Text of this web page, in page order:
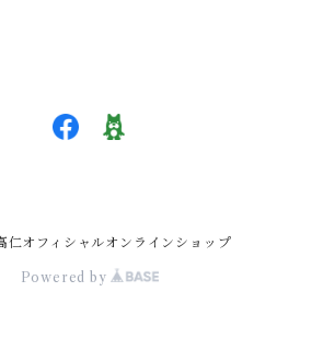
オフィシャルオンラインショップ
Powered by